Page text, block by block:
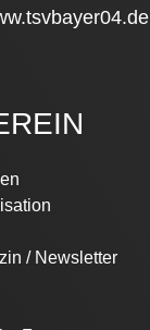
/ Newsletter